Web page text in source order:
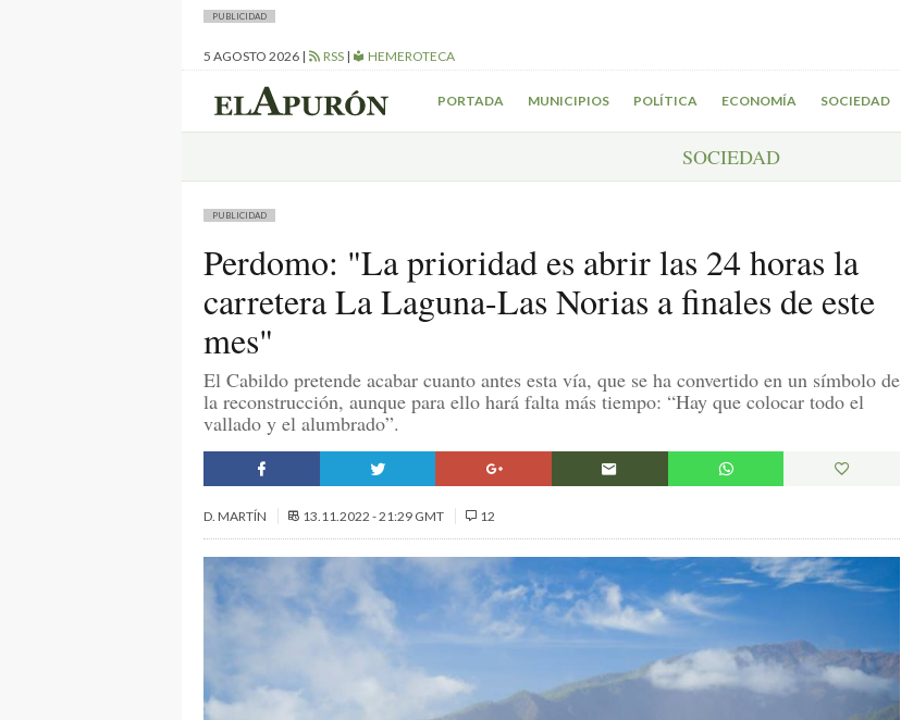
PUBLICIDAD
5 AGOSTO 2026 | RSS | HEMEROTECA
PORTADA MUNICIPIOS POLÍTICA ECONOMÍA SOCIEDAD
SOCIEDAD
PUBLICIDAD
Perdomo: "La prioridad es abrir las 24 horas la
carretera La Laguna-Las Norias a finales de este
mes"
El Cabildo pretende acabar cuanto antes esta vía, que se ha convertido en un símbolo de
la reconstrucción, aunque para ello hará falta más tiempo: “Hay que colocar todo el
vallado y el alumbrado”.
D. MARTÍN 13.11.2022 - 21:29 GMT 12